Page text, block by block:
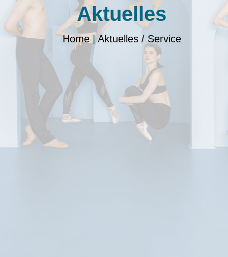
Aktuelles
Home|Aktuelles / Service